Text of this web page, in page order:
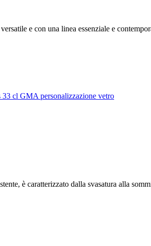
e con una linea essenziale e
è caratterizzato dalla svasatura alla